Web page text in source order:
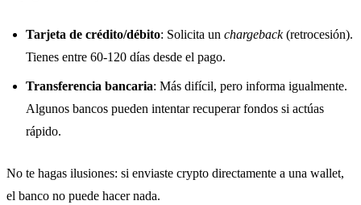
Tarjeta de crédito/débito: Solicita un chargeback(retrocesión).
Tienes entre 60-120 días desde el pago.
Transferencia bancaria: Más difícil, pero informa igualmente.
Algunos bancos pueden intentar recuperar fondos si actúas
rápido.
No te hagas ilusiones: si enviaste crypto directamente a una wallet,
el banco no puede hacer nada.